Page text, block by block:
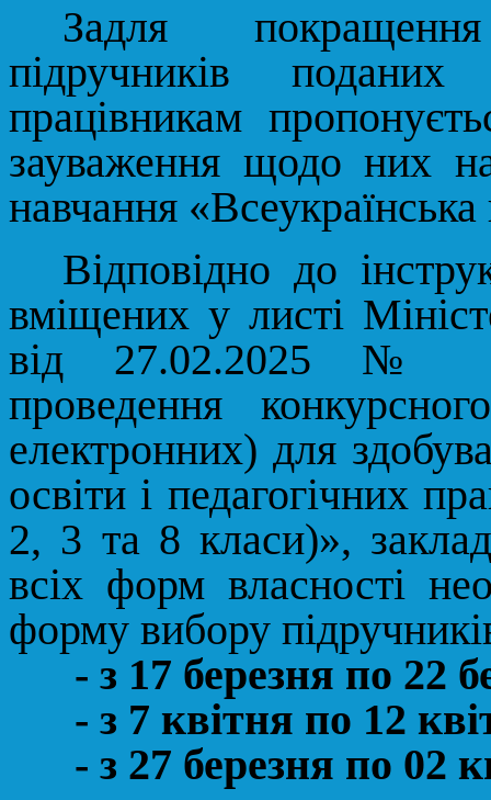
Задля
підручників
працівникам
зауваження щодо них
навчання
Відповідно до
вміщених у листі
від 27.02.2025 №
проведення
електронних) для
освіти і педагогічних
2, 3 та 8 класи)»,
всіх форм власності
форму вибору
- з 17 березня по 22
- з 7 квітня по 12
- з 27 березня по 02